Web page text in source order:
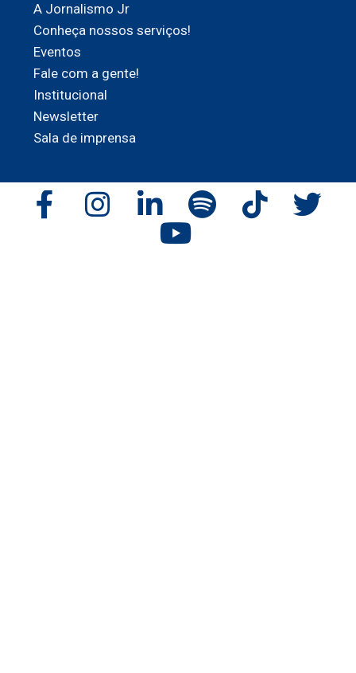
A Jornalismo Jr
Conheça nossos serviços!
Eventos
Fale com a gente!
Institucional
Newsletter
Sala de imprensa